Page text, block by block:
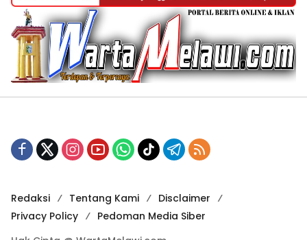
Redaksi Tentang Kami
Disclaimer
Privacy Policy
Pedoman Media Siber